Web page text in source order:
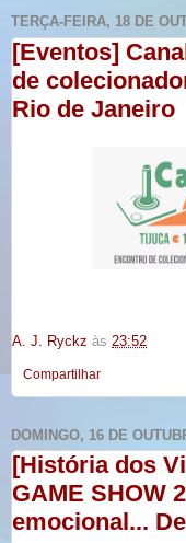
TERÇA-FEIRA, 18 DE
[Eventos]
de
Rio de Janeiro
A. J. Ryckz às 23:52
Compartilhar
DOMINGO, 16 DE
[História dos
GAME SHOW
emocional...